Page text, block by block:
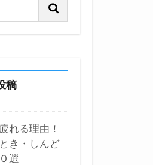
稿
れる理由！
き・しんど
選